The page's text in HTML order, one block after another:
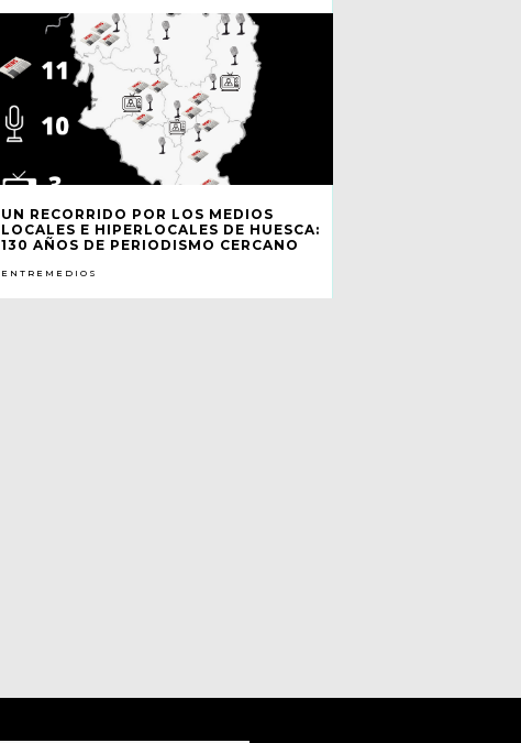
UN RECORRIDO POR LOS MEDIOS
LOCALES E HIPERLOCALES DE HUESCA:
130 AÑOS DE PERIODISMO CERCANO
ENTREMEDIOS